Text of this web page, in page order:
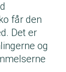
får den
Det er
og